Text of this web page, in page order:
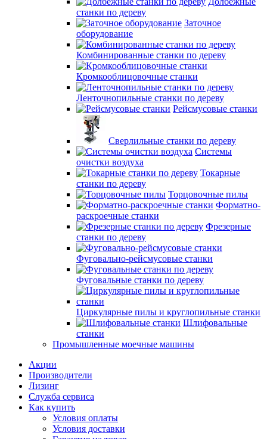
станки по дереву
Заточное
оборудование
Комбинированные станки по дереву
Кромкооблицовочные станки
Ленточнопильные станки по дереву
Рейсмусовые станки
Сверлильные станки по дереву
Системы
очистки воздуха
Токарные
станки по дереву
Торцовочные пилы
Форматно-
раскроечные станки
Фрезерные
станки по дереву
Фуговально-рейсмусовые станки
Фуговальные станки по дереву
Циркулярные пилы и круглопильные станки
Шлифовальные
станки
Промышленные моечные машины
Акции
Производители
Лизинг
Служба сервиса
Как купить
Условия оплаты
Условия доставки